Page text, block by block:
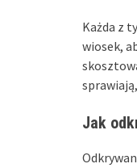
Każda z
wiosek,
Jak